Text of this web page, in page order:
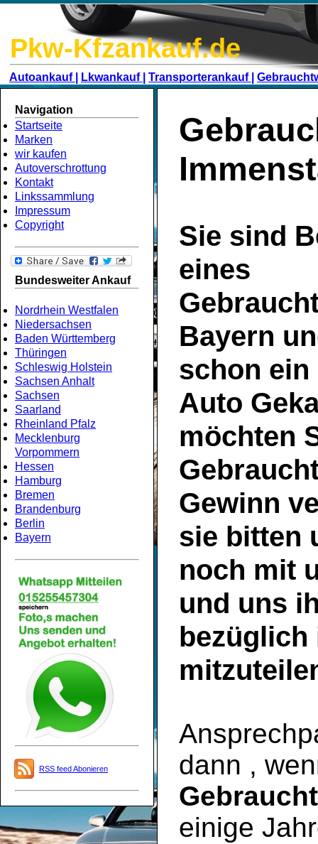
Pkw-Kfzankauf.de
Autoankauf | Lkwankauf | Transporterankauf |
Navigation
Startseite
Marken
wir kaufen
Autoverschrottung
Kontakt
Linkssammlung
Impressum
Copyright
Bundesweiter Ankauf
Nordrhein Westfalen
Niedersachsen
Baden Württemberg
Thüringen
Schleswig Holstein
Sachsen Anhalt
Sachsen
Saarland
Rheinland Pfalz
Mecklenburg
Vorpommern
Hessen
Hamburg
Bremen
Brandenburg
Berlin
Bayern
RSS feed Abonieren
Sie sind
eines
Bayern
schon ein
Auto
möchten
Gewinn
sie bitten
noch mit
und uns
dann ,
einige